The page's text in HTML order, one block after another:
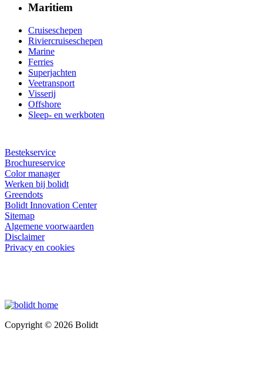
Maritiem
Cruiseschepen
Riviercruiseschepen
Marine
Ferries
Superjachten
Veetransport
Visserij
Offshore
Sleep- en werkboten
Bestekservice
Brochureservice
Color manager
Werken bij bolidt
Greendots
Bolidt Innovation Center
Sitemap
Algemene voorwaarden
Disclaimer
Privacy en cookies
Copyright © 2026 Bolidt